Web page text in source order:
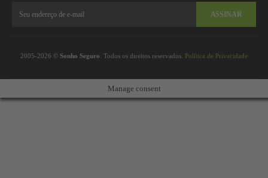
ASSINAR
2005-2026 © Sonho Seguro . Todos os direitos reservados. Política de Privacidade
Manage consent